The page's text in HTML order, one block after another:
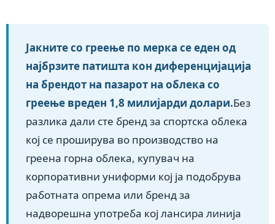
Јакните со греење по мерка се еден од
најбрзите патишта кон диференцијација
на брендот на пазарот на облека со
греење вреден 1,8 милијарди долари.Без
разлика дали сте бренд за спортска облека
кој се проширува во производство на
греена горна облека, купувач на
корпоративни униформи кој ја подобрува
работната опрема или бренд за
надворешна употреба кој лансира линија